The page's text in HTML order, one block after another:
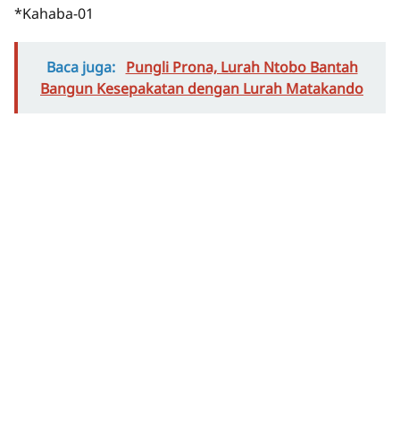
*Kahaba-01
Baca juga: Pungli Prona, Lurah Ntobo Bantah
Bangun Kesepakatan dengan Lurah Matakando